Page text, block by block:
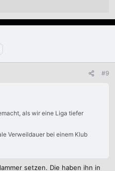
#9
als wir eine Liga tiefer
Verweildauer bei einem Klub
setzen. Die haben ihn in